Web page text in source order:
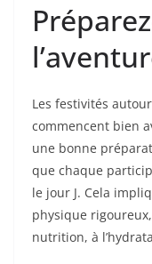
Les festivités
commencent bien
une bonne
que chaque
le jour J. Cela
physique
nutrition, à